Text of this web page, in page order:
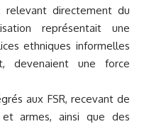
relevant directement du
représentait une
ethniques informelles
devenaient une force
aux FSR, recevant de
et armes, ainsi que des